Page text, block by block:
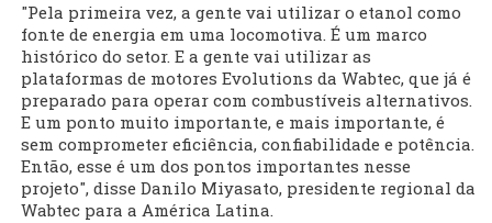
"Pela primeira vez, a gente vai utilizar o etanol como
fonte de energia em uma locomotiva. É um marco
histórico do setor. E a gente vai utilizar as
plataformas de motores Evolutions da Wabtec, que já é
preparado para operar com combustíveis alternativos.
E um ponto muito importante, e mais importante, é
sem comprometer eficiência, confiabilidade e potência.
Então, esse é um dos pontos importantes nesse
projeto", disse Danilo Miyasato, presidente regional da
Wabtec para a América Latina.